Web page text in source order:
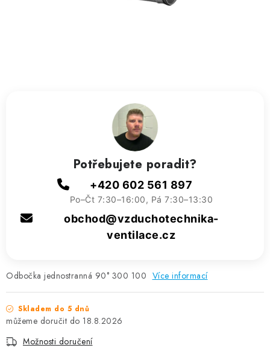
Kontakty
Odbočka jednostranná 90° 300 100 Více informací
Skladem do 5 dnů
18.8.2026
Možnosti doručení
Potřebujete poradit?
+420 602 561 897
Po–Čt 7:30–16:00, Pá 7:30–13:30
obchod@vzduchotechnika-
ventilace.cz